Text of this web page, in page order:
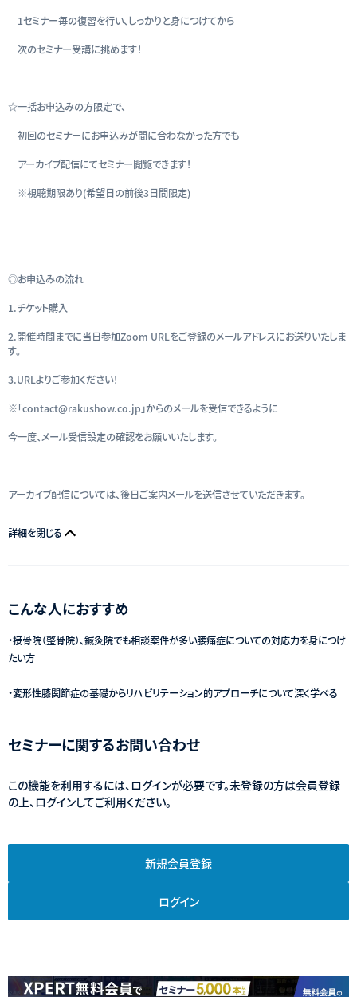
1セミナー毎の復習を行い、しっかりと身につけてから
次のセミナー受講に挑めます！
☆一括お申込みの方限定で、
初回のセミナーにお申込みが間に合わなかった方でも
アーカイブ配信にてセミナー閲覧できます！
※視聴期限あり(希望日の前後3日間限定)
◎お申込みの流れ
1.チケット購入
2.開催時間までに当日参加Zoom URLをご登録のメールアドレスにお送りいたしま
す。
3.URLよりご参加ください！
※「contact@rakushow.co.jp」からのメールを受信できるように
今一度、メール受信設定の確認をお願いいたします。
アーカイブ配信については、後日ご案内メールを送信させていただきます。
詳細を閉じる
こんな人におすすめ
・接骨院（整骨院）、鍼灸院でも相談案件が多い腰痛症についての対応力を身につけ
たい方
・変形性膝関節症の基礎からリハビリテーション的アプローチについて深く学べる
セミナーに関するお問い合わせ
この機能を利用するには、ログインが必要です。未登録の方は会員登録
の上、ログインしてご利用ください。
新規会員登録
ログイン